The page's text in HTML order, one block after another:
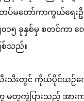
မတော်ကာကွယ်ရေးဦ
၁၅ ခုနှစ်မှ စတင်ကာ လေ့
ခြင်း ဖြစ်
သီးသီးတွင် ကိုယ်ပိုင်ယဉ်က
မတူကွဲပြားသည့် အားကစ